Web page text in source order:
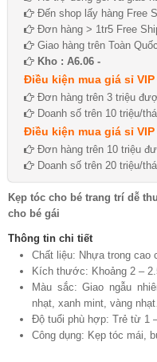
Đến shop lấy hàng Free
Đơn hàng > 1tr5 Free
Giao hàng trên Toàn Quốc
Kho : A6.06 -
Điều kiện mua giá sỉ VIP
Đơn hàng trên 3 triệu
Doanh số trên 10 triệu/
Điều kiện mua giá sỉ VIP
Đơn hàng trên 10 triệu
Doanh số trên 20 triệu/
Kẹp tóc cho bé trang trí dễ
cho bé gái
Thông tin chi tiết
Chất liệu: Nhựa trong cao
Kích thước: Khoảng 2 –
Màu sắc: Giao ngẫu
nhạt, xanh mint, vàng
Độ tuổi phù hợp: Trẻ từ 1
Công dụng: Kẹp tóc mái,